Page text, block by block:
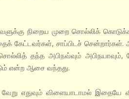
நிறைய முறை சொல்லிக்
கேட்டவர்கள், சாப்பிடச்
தந்த அபிநவ்வும்
என்ற ஆசை வந்தது.
எதுவும் விளையாடாமல்